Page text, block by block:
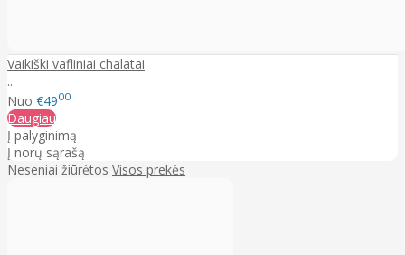
Vaikiški vafliniai chalatai
..
Nuo €4900
Daugiau
Į palyginimą
Į norų sąrašą
Neseniai žiūrėtos Visos prekės